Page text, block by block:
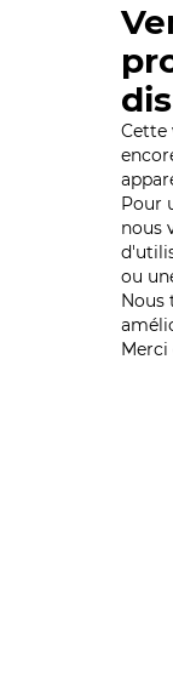
Cette
Pour
nous
ou
Nous